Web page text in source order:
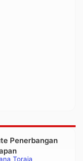
Toraja
Penerbangan